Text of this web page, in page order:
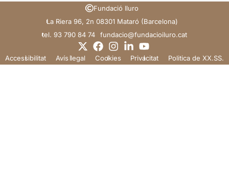
Fundació Iluro
La Riera 96, 2n 08301 Mataró (Barcelona)
tel. 93 790 84 74
tac.orulioicadnuf
@oicadnuf
Accessibilitat Avís legal Cookies Privacitat Politica de XX.SS.